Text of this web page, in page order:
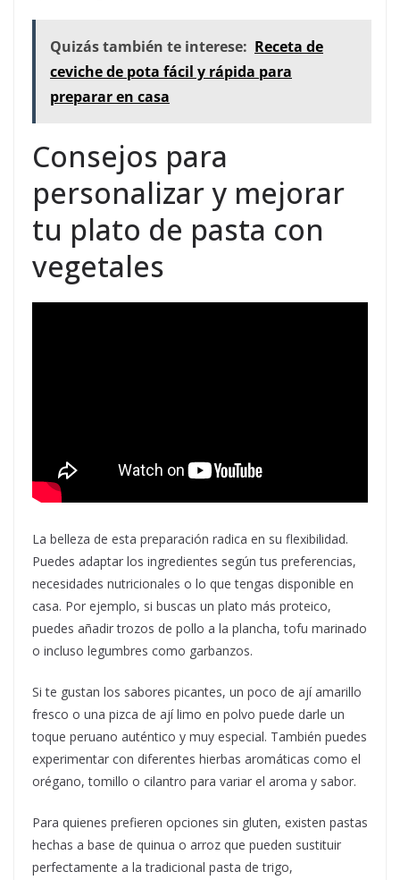
Quizás también te interese: Receta de
ceviche de pota fácil y rápida para
preparar en casa
Consejos para
personalizar y mejorar
tu plato de pasta con
vegetales
La belleza de esta preparación radica en su flexibilidad.
Puedes adaptar los ingredientes según tus preferencias,
necesidades nutricionales o lo que tengas disponible en
casa. Por ejemplo, si buscas un plato más proteico,
puedes añadir trozos de pollo a la plancha, tofu marinado
o incluso legumbres como garbanzos.
Si te gustan los sabores picantes, un poco de ají amarillo
fresco o una pizca de ají limo en polvo puede darle un
toque peruano auténtico y muy especial. También puedes
experimentar con diferentes hierbas aromáticas como el
orégano, tomillo o cilantro para variar el aroma y sabor.
Para quienes prefieren opciones sin gluten, existen pastas
hechas a base de quinua o arroz que pueden sustituir
perfectamente a la tradicional pasta de trigo,